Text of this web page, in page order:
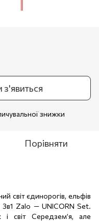
знижки
Порівняти
світ єдинорогів, ельфів
3в1 Zalo — UNICORN Set.
і світ Середзем’я, але